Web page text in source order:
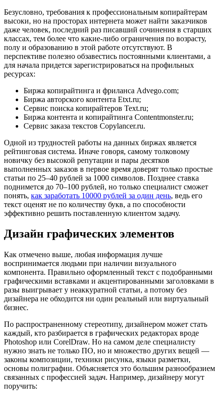
Безусловно, требования к профессиональным копирайтерам
высоки, но на просторах интернета может найти заказчиков
даже человек, последний раз писавший сочинения в старших
классах, тем более что какие-либо ограничения по возрасту,
полу и образованию в этой работе отсутствуют. В
перспективе полезно обзавестись постоянными клиентами, а
для начала придется зарегистрироваться на профильных
ресурсах:
Биржа копирайтинга и фриланса Advego.com;
Биржа авторского контента Etxt.ru;
Сервис поиска копирайтеров Text.ru;
Биржа контента и копирайтинга Contentmonster.ru;
Сервис заказа текстов Copylancer.ru.
Одной из трудностей работы на данных биржах является
рейтинговая система. Иначе говоря, самому толковому
новичку без высокой репутации и пары десятков
выполненных заказов в первое время доверят только простые
статьи по 25–40 рублей за 1000 символов. Позднее ставка
поднимется до 70–100 рублей, но только специалист сможет
понять, как заработать 10000 рублей за один день, ведь его
текст оценят не по количеству букв, а по способности
эффективно решить поставленную клиентом задачу.
Дизайн графических элементов
Как отмечено выше, любая информация лучше
воспринимается людьми при наличии визуального
компонента. Правильно оформленный текст с подобранными
графическими вставками и акцентированными заголовками в
разы выигрывает у неаккуратной статьи, а потому без
дизайнера не обходится ни один реальный или виртуальный
бизнес.
По распространенному стереотипу, дизайнером может стать
каждый, кто разбирается в графических редакторах вроде
Photoshop или CorelDraw. Но на самом деле специалисту
нужно знать не только ПО, но и множество других вещей —
законы композиции, техники рисунка, языки разметки,
основы полиграфии. Объясняется это большим разнообразием
связанных с профессией задач. Например, дизайнеру могут
поручить: